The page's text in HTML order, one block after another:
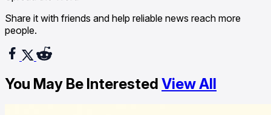
Share it with friends and help reliable news reach more
people.
You May Be Interested View All